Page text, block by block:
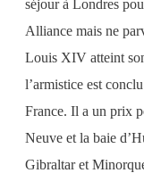
séjour à Londres
Alliance mais ne
Louis XIV atteint
l’armistice est
France. Il a un prix
Neuve et la baie
Gibraltar et